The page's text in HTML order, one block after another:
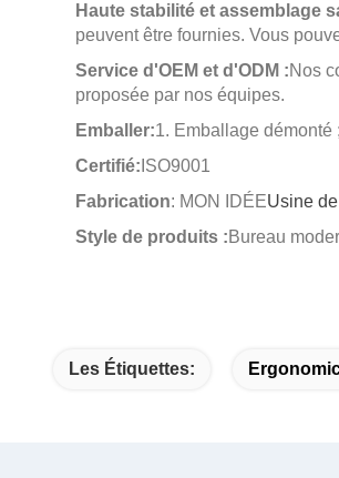
Haute stabilité et assemblage
peuvent être fournies. Vous
Service d'OEM et d'ODM :Nos
proposée par nos équipes.
Emballer:1. Emballage démonté
Certifié: ISO9001
Fabrication: MON IDÉEUsine
Style de produits :Bureau
Les Étiquettes: